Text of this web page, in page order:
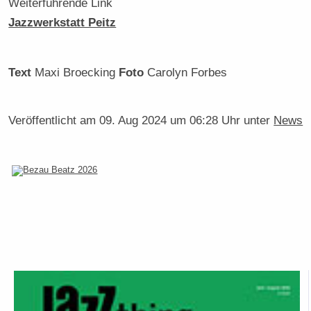
Weiterführende Link
Jazzwerkstatt Peitz
Text Maxi Broecking Foto Carolyn Forbes
Veröffentlicht am09. Aug 2024 um 06:28 Uhr unter News